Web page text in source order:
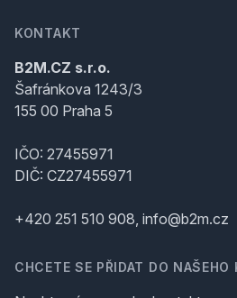
KONTAKT
B2M.CZ s.r.o.
Šafránkova 1243/3
155 00 Praha 5
IČO: 27455971
DIČ: CZ27455971
+420 251 510 908, info@b2m.cz
CHCETE SE PŘIDAT DO NAŠEHO